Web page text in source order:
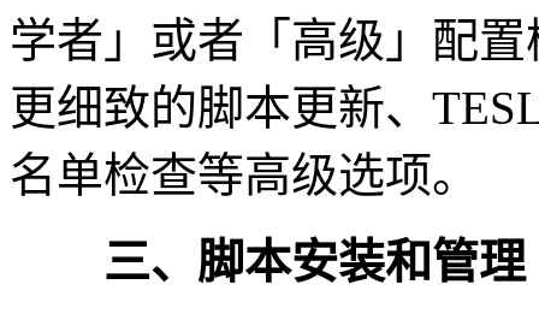
学者」或者「高级」配
更细致的脚本更新、
名单检查等高级选项。
三、脚本安装和管理